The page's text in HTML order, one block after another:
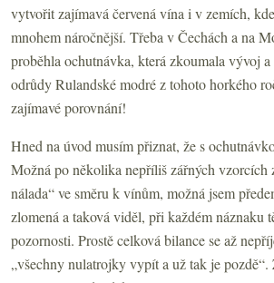
vytvořit zajímavá červená vína i v zemích,
mnohem náročnější. Třeba v Čechách a na
proběhla ochutnávka, která zkoumala vývoj
odrůdy Rulandské modré z tohoto horkého
zajímavé porovnání!
Hned na úvod musím přiznat, že s
Možná po několika nepříliš zářných vzorcích
nálada“ ve směru k vínům, možná jsem
zlomená a taková viděl, při každém náznaku
pozornosti. Prostě celková bilance se až
„všechny nulatrojky vypít a už tak je pozdě“.